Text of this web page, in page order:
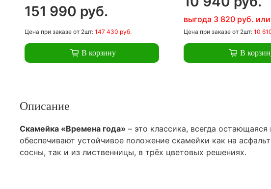
151 990 руб.
Цена при заказе от 2шт: 147 430 руб.
В корзину
выгода 3 820 руб.
Цена при заказеот 2шт: 10
В
Описание
Скамейка «Времена года» – это классика, всегда
обеспечивают устойчивое положение скамейки как на
сосны, так и из лиственницы, в трёх цветовых решениях.